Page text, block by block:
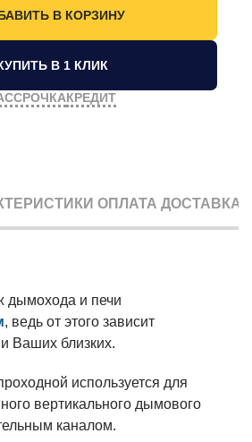
В 1 КЛИК
КРЕДИТ
ОПЛАТА ДОСТАВКА
дымохода и печи
, ведь от этого зависит
Ваших близких.
используется для
вертикального дымового
каналом.